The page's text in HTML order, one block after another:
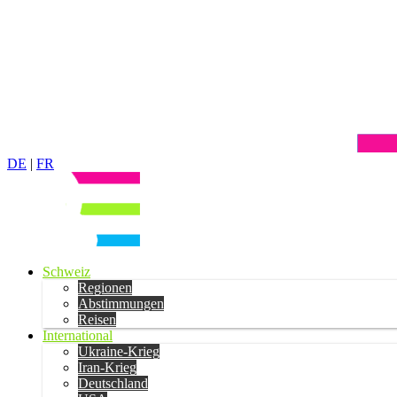
DE | FR
Schweiz
Regionen
Abstimmungen
Reisen
International
Ukraine-Krieg
Iran-Krieg
Deutschland